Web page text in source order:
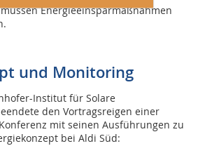
Energieeinsparmaßnahmen
und Monitoring
Institut für Solare
den Vortragsreigen einer
mit seinen Ausführungen zu
bei Aldi Süd: